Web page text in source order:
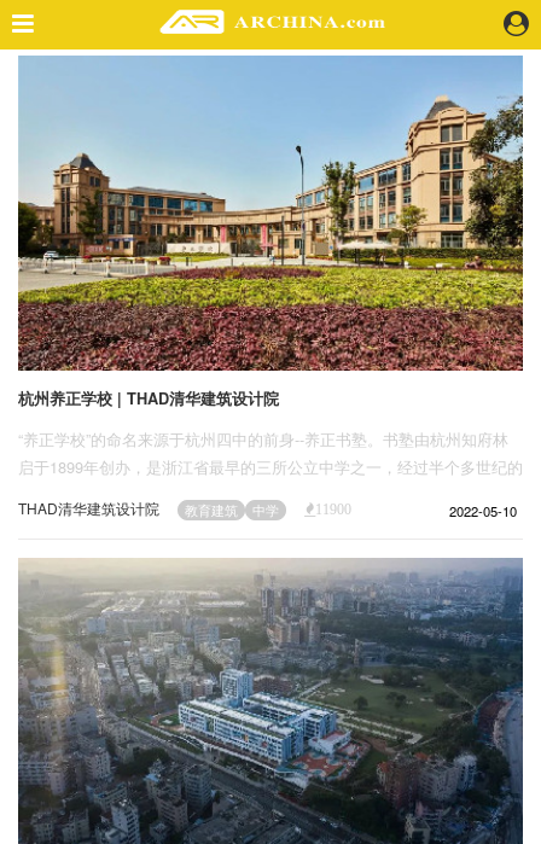
景 观
室 内
视 频
头条资讯
业 界
机 构
人 物
地 产
快速搜索
企业会员
关于投稿
广告投放
关于我们
联系我们
杭州养正学校 | THAD清华建筑设计院
“养正学校”的命名来源于杭州四中的前身--养正书塾。书塾由杭州知府林
启于1899年创办，是浙江省最早的三所公立中学之一，经过半个多世纪的
辗转发展，在1955 年定名为杭州第四中学。
THAD清华建筑设计院 教育建筑 中学 11900 2022-05-10